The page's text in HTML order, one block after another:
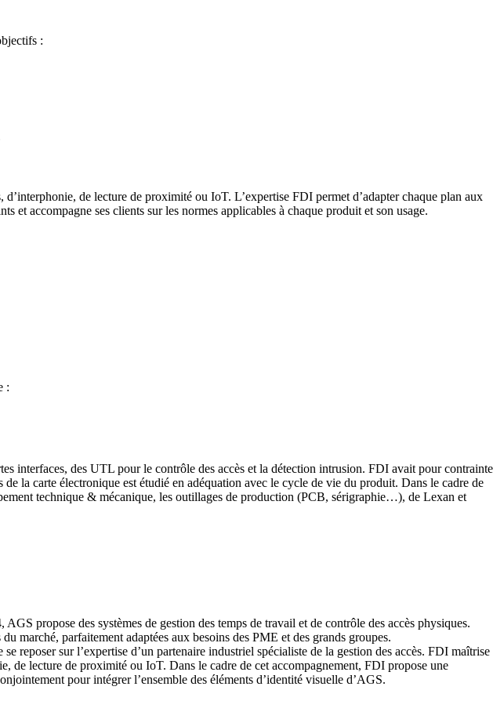
:
de lecture de proximité ou IoT. L’expertise FDI permet d’adapter chaque plan aux
et accompagne ses clients sur les normes applicables à chaque produit et son usage.
:
interfaces, des UTL pour le contrôle des accès et la détection intrusion. FDI avait pour contrainte
la carte électronique est étudié en adéquation avec le cycle de vie du produit. Dans le cadre de
technique & mécanique, les outillages de production (PCB, sérigraphie…), de Lexan et
propose des systèmes de gestion des temps de travail et de contrôle des accès physiques.
marché, parfaitement adaptées aux besoins des PME et des grands groupes.
reposer sur l’expertise d’un partenaire industriel spécialiste de la gestion des accès. FDI maîtrise
de lecture de proximité ou IoT. Dans le cadre de cet accompagnement, FDI propose une
pour intégrer l’ensemble des éléments d’identité visuelle d’AGS.